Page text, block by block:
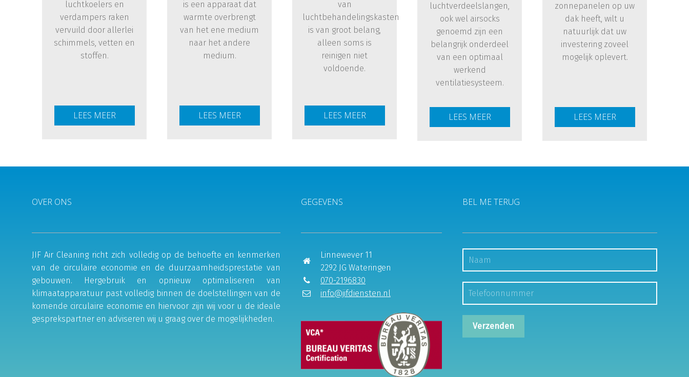
luchtkoelers en
verdampers raken
vervuild door allerlei
schimmels, vetten en
stoffen.
LEES MEER
is een apparaat dat
warmte overbrengt
van het ene medium
naar het andere
medium.
LEES MEER
van
luchtbehandelingskasten
is van groot belang,
alleen soms is
reinigen niet
voldoende.
LEES MEER
luchtverdeelslangen,
ook wel airsocks
genoemd zijn een
belangrijk onderdeel
van een optimaal
werkend
ventilatiesysteem.
LEES MEER
zonnepanelen op uw
dak heeft, wilt u
natuurlijk dat uw
investering zoveel
mogelijk oplevert.
LEES MEER
OVER ONS
JIF Air Cleaning richt zich volledig op de behoefte en kenmerken
van de circulaire economie en de duurzaamheidsprestatie van
gebouwen. Hergebruik en opnieuw optimaliseren van
klimaatapparatuur past volledig binnen de doelstellingen van de
komende circulaire economie en hiervoor zijn wij voor u de ideale
gesprekspartner en adviseren wij u graag over de mogelijkheden.
GEGEVENS
Linnewever 11
2292 JG Wateringen
070-2196830
info@jifdiensten.nl
BEL ME TERUG